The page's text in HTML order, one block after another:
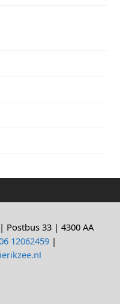
33 | 4300 AA
12062459 |